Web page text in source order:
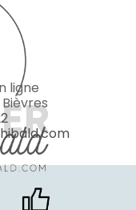
ligne